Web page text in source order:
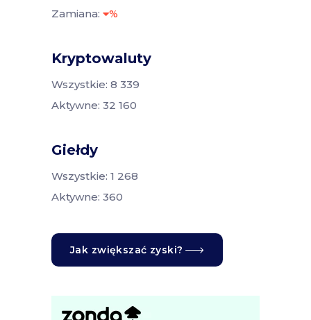
Zamiana:
%
Kryptowaluty
Wszystkie: 8 339
Aktywne: 32 160
Giełdy
Wszystkie: 1 268
Aktywne: 360
Jak zwiększać zyski?